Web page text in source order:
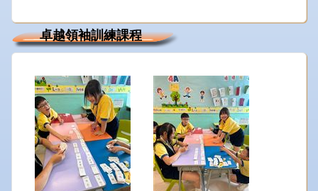
卓越領袖訓練課程